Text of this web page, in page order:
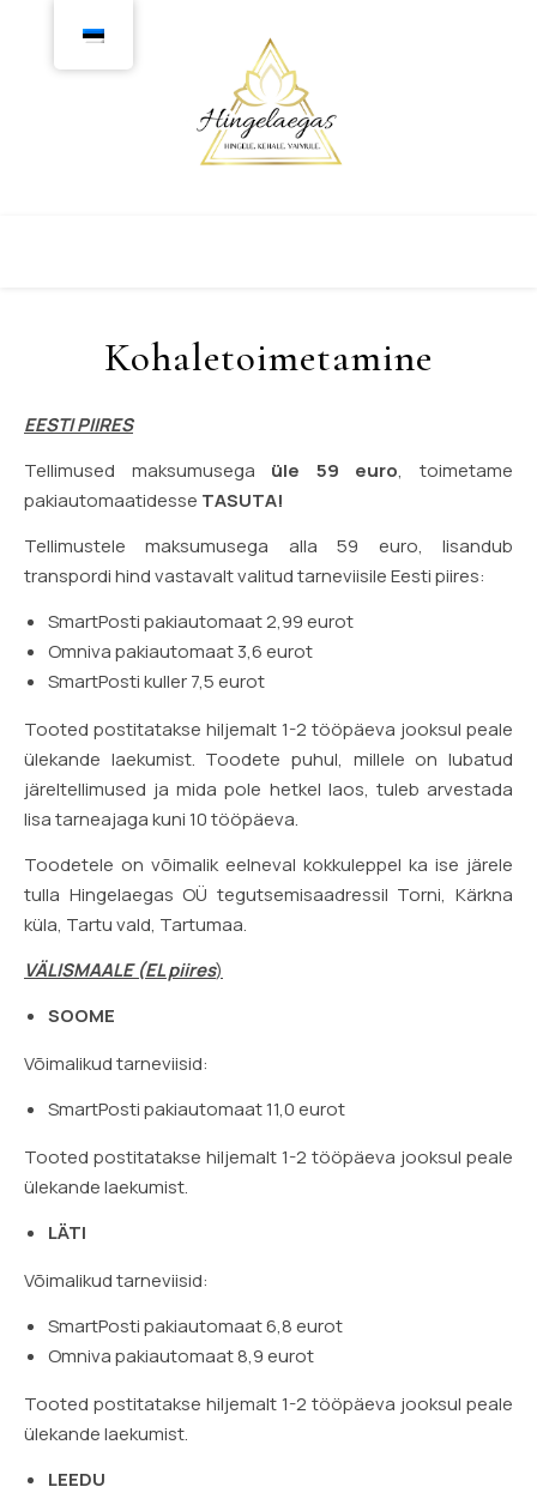
Kohaletoimetamine
EESTI PIIRES
Tellimused maksumusega üle 59 euro, toimetame
pakiautomaatidesse TASUTA!
Tellimustele maksumusega alla 59 euro, lisandub
transpordi hind vastavalt valitud tarneviisile Eesti piires:
SmartPosti pakiautomaat 2,99 eurot
Omniva pakiautomaat 3,6 eurot
SmartPosti kuller 7,5 eurot
Tooted postitatakse hiljemalt 1-2 tööpäeva jooksul peale
ülekande laekumist. Toodete puhul, millele on lubatud
järeltellimused ja mida pole hetkel laos, tuleb arvestada
lisa tarneajaga kuni 10 tööpäeva.
Toodetele on võimalik eelneval kokkuleppel ka ise järele
tulla Hingelaegas OÜ tegutsemisaadressil Torni, Kärkna
küla, Tartu vald, Tartumaa.
VÄLISMAALE (EL piires)
SOOME
Võimalikud tarneviisid:
SmartPosti pakiautomaat 11,0 eurot
Tooted postitatakse hiljemalt 1-2 tööpäeva jooksul peale
ülekande laekumist.
LÄTI
Võimalikud tarneviisid:
SmartPosti pakiautomaat 6,8 eurot
Omniva pakiautomaat 8,9 eurot
Tooted postitatakse hiljemalt 1-2 tööpäeva jooksul peale
ülekande laekumist.
LEEDU